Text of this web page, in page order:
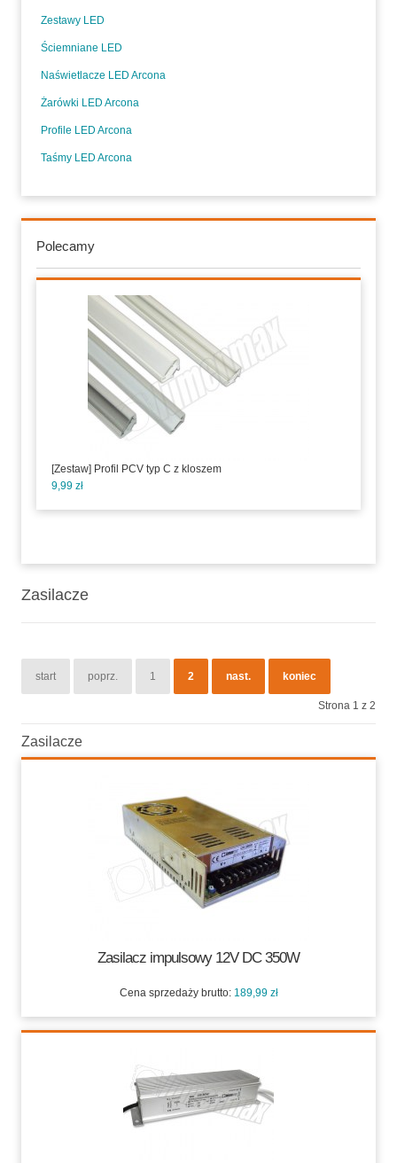
Zestawy LED
Ściemniane LED
Naświetlacze LED Arcona
Żarówki LED Arcona
Profile LED Arcona
Taśmy LED Arcona
Polecamy
[Zestaw] Profil PCV typ C z kloszem
9,99 zł
Zasilacze
start poprz. 1 2 nast. koniec
Strona 1 z 2
Zasilacze
Zasilacz impulsowy 12V DC 350W
Cena sprzedaży brutto: 189,99 zł
189,99 zł